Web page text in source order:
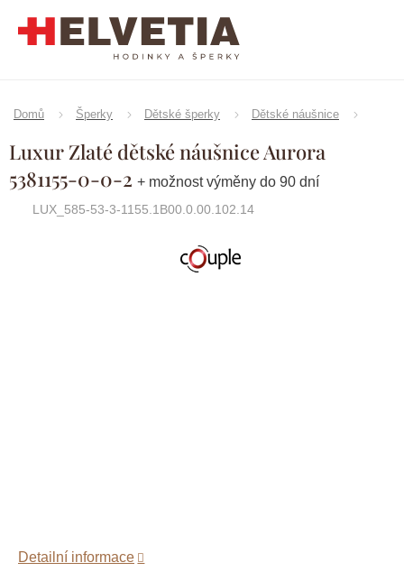
Domů Šperky Dětské šperky Dětské náušnice
Luxur Zlaté dětské náušnice Aurora
5381155-0-0-2 + možnost výměny do 90 dní
LUX_585-53-3-1155.1B00.0.00.102.14
Značka:Couple
Detailní informace